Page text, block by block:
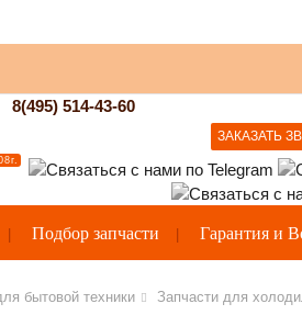
8(495) 514-43-60
ЗАКАЗАТЬ
Подбор запчасти Гарантия и
бытовой техники Запчасти для